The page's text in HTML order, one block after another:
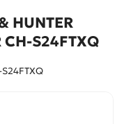
HUNTER
CH-S24FTXQ
S24FTXQ